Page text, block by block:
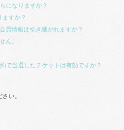
になりますか？
すか？
員情報は引き継がれますか？
ん。
で当選したチケットは有効ですか？
い。